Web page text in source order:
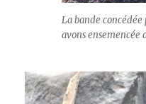
La bande
avons ensemencée